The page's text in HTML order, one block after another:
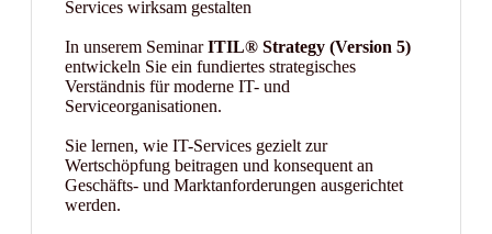
Services wirksam gestalten
In unserem SeminarITIL® Strategy (Version 5)
entwickeln Sie ein fundiertes strategisches
Verständnis für moderne IT- und
Serviceorganisationen.
Sie lernen, wie IT-Services gezielt zur
Wertschöpfung beitragen und konsequent an
Geschäfts- und Marktanforderungen ausgerichtet
werden.